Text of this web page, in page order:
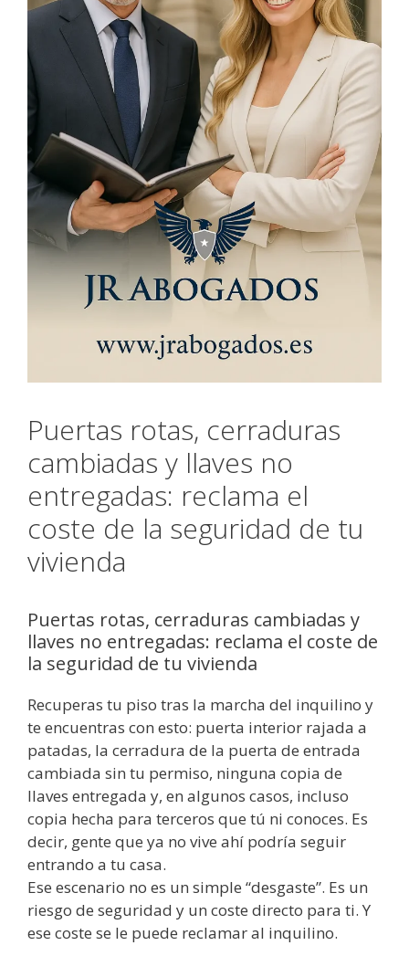
Puertas rotas, cerraduras
cambiadas y llaves no
entregadas: reclama el
coste de la seguridad de tu
vivienda
Puertas rotas, cerraduras cambiadas y
llaves no entregadas: reclama el coste de
la seguridad de tu vivienda
Recuperas tu piso tras la marcha del inquilino y
te encuentras con esto: puerta interior rajada a
patadas, la cerradura de la puerta de entrada
cambiada sin tu permiso, ninguna copia de
llaves entregada y, en algunos casos, incluso
copia hecha para terceros que tú ni conoces. Es
decir, gente que ya no vive ahí podría seguir
entrando a tu casa.
Ese escenario no es un simple “desgaste”. Es un
riesgo de seguridad y un coste directo para ti. Y
ese coste se le puede reclamar al inquilino.